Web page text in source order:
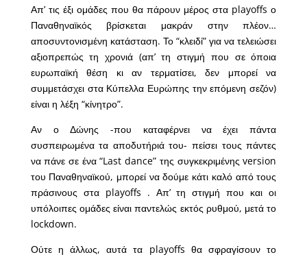
Απ’ τις έξι ομάδες που θα πάρουν μέρος στα playoffs ο
Παναθηναϊκός βρίσκεται μακράν στην πλέον…
αποσυντονισμένη κατάσταση. Το “κλειδί” για να τελειώσει
αξιοπρεπώς τη χρονιά (απ’ τη στιγμή που σε όποια
ευρωπαϊκή θέση κι αν τερματίσει, δεν μπορεί να
συμμετάσχει στα Κύπελλα Ευρώπης την επόμενη σεζόν)
είναι η λέξη “κίνητρο”.
Αν ο Δώνης -που καταφέρνει να έχει πάντα
συσπειρωμένα τα αποδυτήριά του- πείσει τους πάντες
να πάνε σε ένα “Last dance” της συγκεκριμένης version
του Παναθηναϊκού, μπορεί να δούμε κάτι καλό από τους
πράσινους στα playoffs . Απ’ τη στιγμή που και οι
υπόλοιπες ομάδες είναι παντελώς εκτός ρυθμού, μετά το
lockdown.
Ούτε η άλλως, αυτά τα playoffs θα σφραγίσουν το